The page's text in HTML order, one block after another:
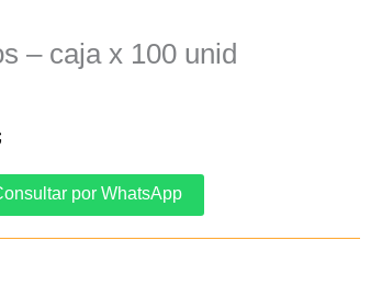
– caja x 100 unid
por WhatsApp